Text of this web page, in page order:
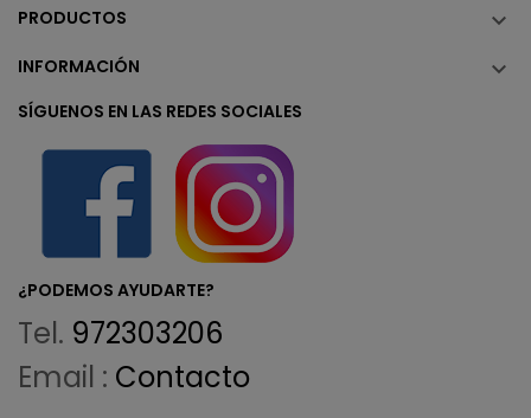
PRODUCTOS 
INFORMACIÓN 
SÍGUENOS EN LAS REDES SOCIALES
¿PODEMOS AYUDARTE?
Tel. 972303206
Email : Contacto